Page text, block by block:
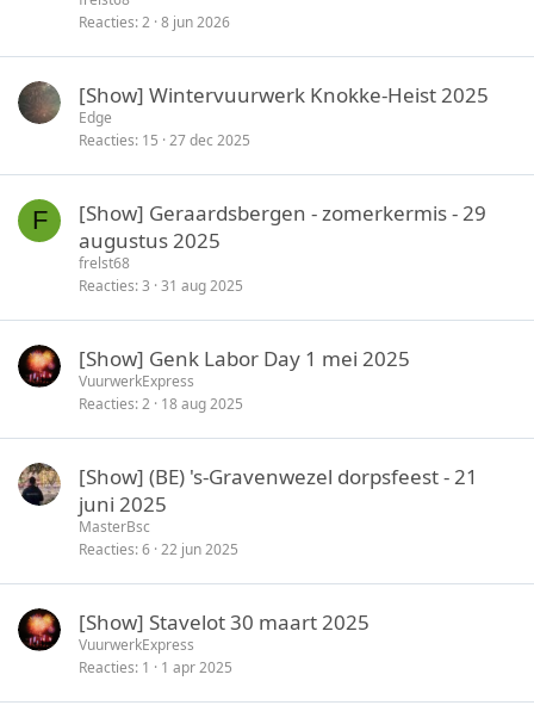
Reacties 2 8 jun 2026
[Show] Wintervuurwerk Knokke-Heist 2025
Edge
Reacties 15 27 dec 2025
F
[Show] Geraardsbergen - zomerkermis - 29
augustus 2025
frelst68
Reacties 3 31 aug 2025
[Show] Genk Labor Day 1 mei 2025
VuurwerkExpress
Reacties 2 18 aug 2025
[Show] (BE) 's-Gravenwezel dorpsfeest - 21
juni 2025
MasterBsc
Reacties 6 22 jun 2025
[Show] Stavelot 30 maart 2025
VuurwerkExpress
Reacties 1 1 apr 2025